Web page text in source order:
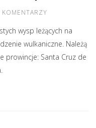
KOMENTARZY
wysp leżących na
wulkaniczne. Należą
prowincje: Santa Cruz de